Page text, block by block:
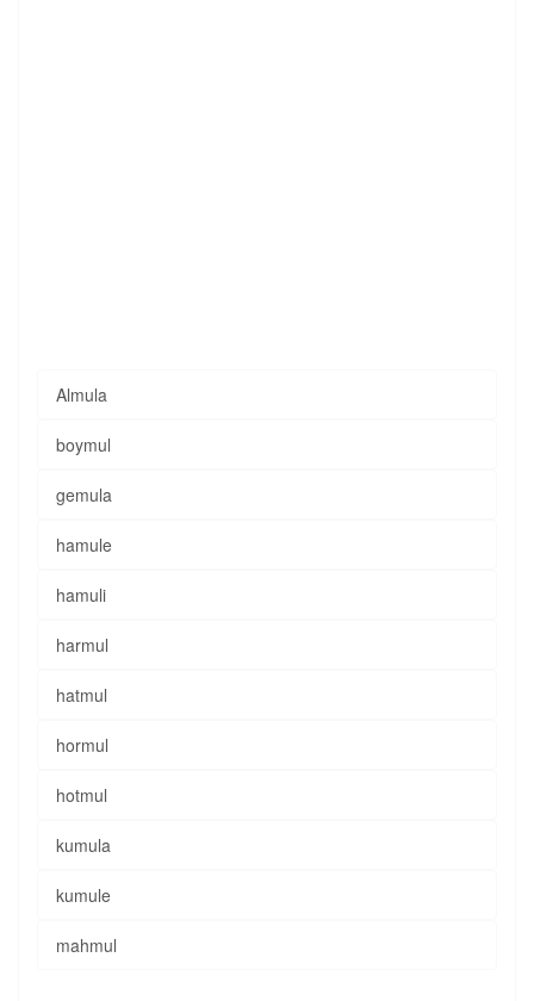
Almula
boymul
gemula
hamule
hamuli
harmul
hatmul
hormul
hotmul
kumula
kumule
mahmul